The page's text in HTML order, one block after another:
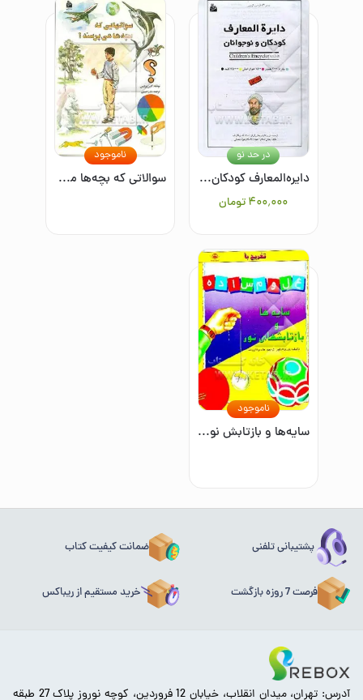
دایره‌المعارف کودکان و نوجوانان (جلد اول) = Children's encyclopedia
۴۰۰٬۰۰۰تومان
در حد نو
سوالاتی که بچه‌ها می‌پرسند؟
ناموجود
سایه‌ها و بازتابش نور/علوم ساده
ناموجود
پشتیبانی تلفنی ضمانت کیفیت کتاب
فرصت 7 روزه بازگشت خرید مستقیم از ریباکس
آدرس: تهران، میدان انقلاب، خیابان 12 فروردین، کوچه نوروز پلاک 27 طبقه